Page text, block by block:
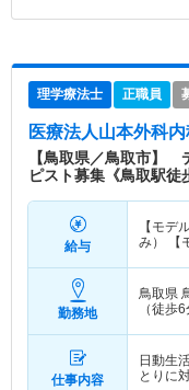
理学療法士 正職員
医療法人山本外科
【鳥取県／鳥取市】
ピスト募集《鳥取駅徒
給与
【モデ
み） 【
勤務地
鳥取県
（徒歩
仕事内容
日動生
とりに